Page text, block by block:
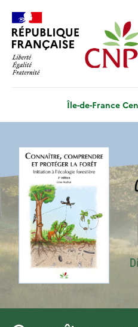
contenu
principal
Île-de-France